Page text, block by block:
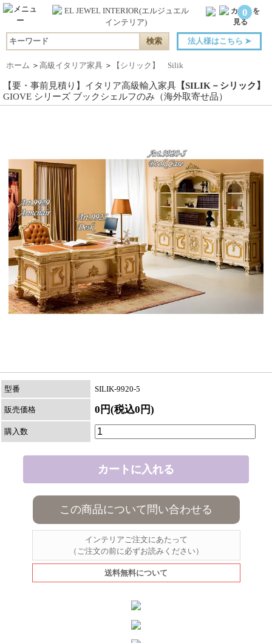
0
法人様はこちら ➤
ホーム ＞ 高級イタリア家具 ＞ 【シリック】 Silik
【要・事前見積り】イタリア高級輸入家具 【SILIK－シリック】
GIOVE シリーズ ブックシェルフのみ（海外取寄せ品）
型番 SILIK-9920-5
販売価格 0円(税込0円)
購入数
この商品について問い合わせる
インテリアご注文にあたって
（ご注文の前に必ずお読みください）
送料無料について